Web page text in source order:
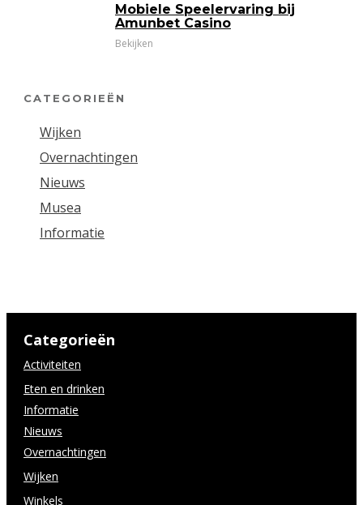
Mobiele Speelervaring bij
Amunbet Casino
Bekijken
CATEGORIEËN
Wijken
Overnachtingen
Nieuws
Musea
Informatie
Categorieën
Activiteiten
Eten en drinken
Informatie
Nieuws
Overnachtingen
Wijken
Winkels